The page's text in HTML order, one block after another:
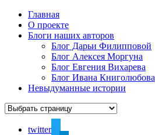
Главная
О проекте
Блоги наших авторов
Блог Дарьи Филипповой
Блог Алексея Моргуна
Блог Евгения Вихарева
Блог Ивана Книголюбова
Невыдуманные истории
twitter